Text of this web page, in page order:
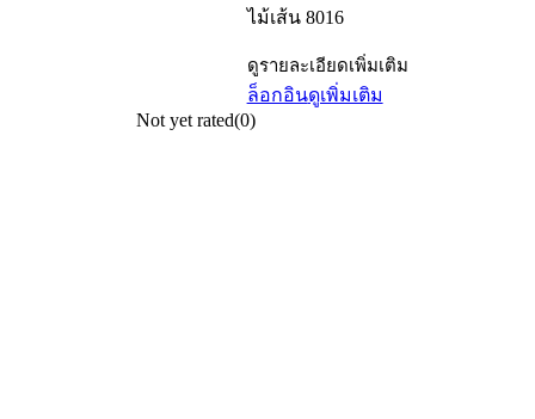
ไม้เส้น 8016
ดูรายละเอียดเพิ่มเติม
ล็อกอินดูเพิ่มเติม
Not yet rated(0)